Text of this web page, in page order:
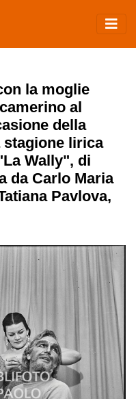
la moglie
al
della
stagione lirica
Wally", di
da Carlo Maria
Pavlova,